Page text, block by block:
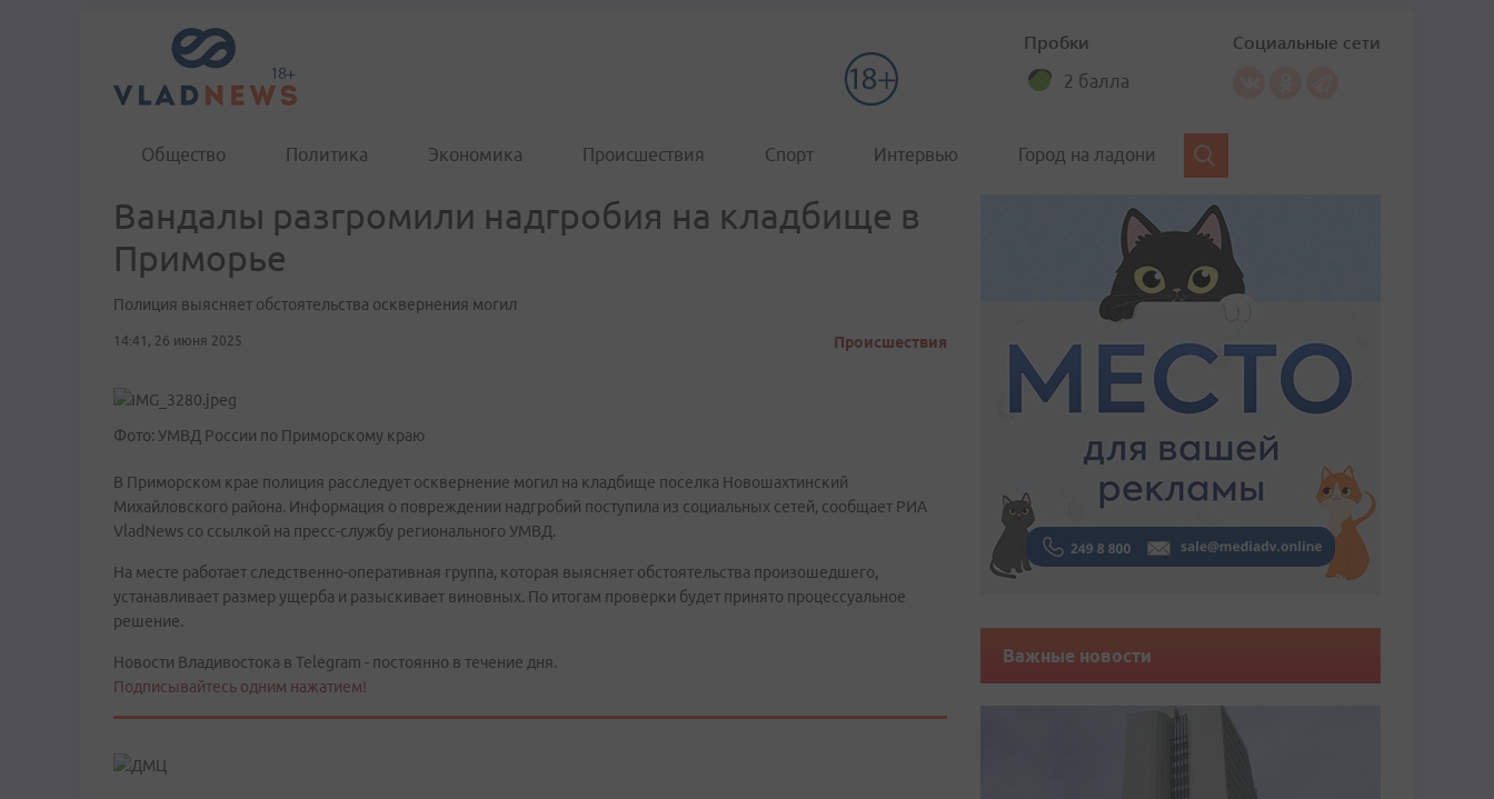
Пробки
2 балла
Социальные сети
Общество Политика Экономика Происшествия Спорт Интервью Город на ладони
Вандалы разгромили надгробия на кладбище в
Приморье
Полиция выясняет обстоятельства осквернения могил
14:41, 26 июня 2025 Происшествия
Фото: УМВД России по Приморскому краю
В Приморском крае полиция расследует осквернение могил на кладбище поселка Новошахтинский
Михайловского района. Информация о повреждении надгробий поступила из социальных сетей, сообщает РИА
VladNews со ссылкой на пресс-службу регионального УМВД.
На месте работает следственно-оперативная группа, которая выясняет обстоятельства произошедшего,
устанавливает размер ущерба и разыскивает виновных. По итогам проверки будет принято процессуальное
решение.
Новости Владивостока в Telegram - постоянно в течение дня.
Подписывайтесь одним нажатием!
Важные новости